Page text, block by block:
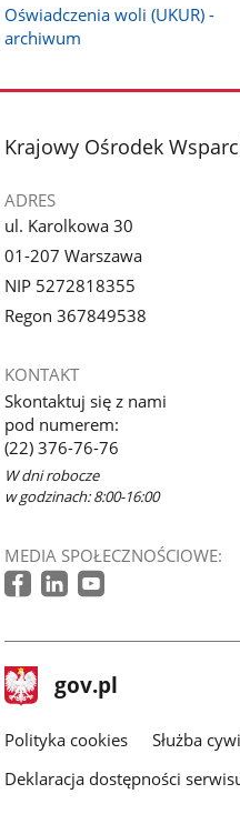
Oświadczenia woli (UKUR) -
archiwum
stopka
Krajowy Ośrodek
ADRES
ul. Karolkowa 30
01-207 Warszawa
NIP 5272818355
Regon 367849538
KONTAKT
Skontaktuj się z nami
pod numerem:
(22) 376-76-76
W dni robocze
w godzinach: 8:00-16:00
MEDIA SPOŁECZNOŚCIOWE:
stopka
gov.pl Strona
gov.pl
gov.pl
Polityka cookies Służba
Deklaracja dostępności